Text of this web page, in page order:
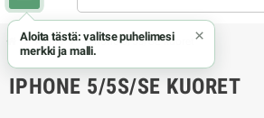
chevron_rightApplechevron_right iPhone 5/5s/SE kuoret
IPHONE 5/5S/SE KUORET
Aloita tästä: valitse puhelimesi
merkki ja malli.
×